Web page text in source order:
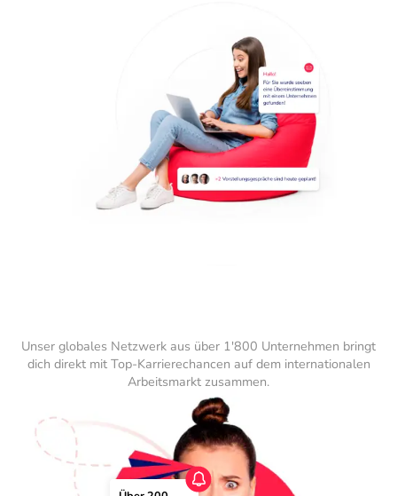
Unser globales Netzwerk aus über 1'800 Unternehmen bringt
dich direkt mit Top-Karrierechancen auf dem internationalen
Arbeitsmarkt zusammen.